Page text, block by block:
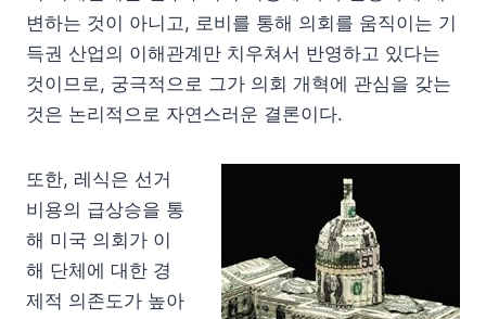
변하는 것이 아니고, 로비를 통해 의회를 움직이는 기
득권 산업의 이해관계만 치우쳐서 반영하고 있다는
것이므로, 궁극적으로 그가 의회 개혁에 관심을 갖는
것은 논리적으로 자연스러운 결론이다.
또한, 레식은 선거
비용의 급상승을 통
해 미국 의회가 이
해 단체에 대한 경
제적 의존도가 높아